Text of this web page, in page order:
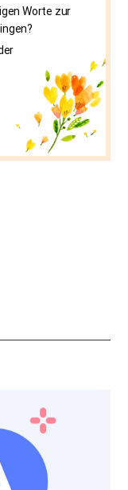
Worte zur